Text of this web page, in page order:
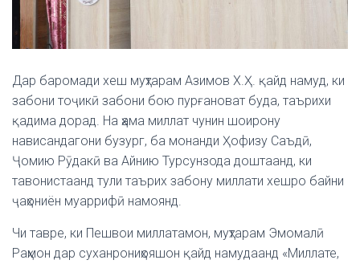
Дар баромади хеш муҳтарам Азимов Х.Ҳ. қайд намуд, ки
забони тоҷикӣ забони бою пурғановат буда, таърихи
қадима дорад. На ҳама миллат чунин шоирону
нависандагони бузург, ба монанди Ҳофизу Саъдӣ,
Ҷомию Рӯдакӣ ва Айнию Турсунзода доштаанд, ки
тавонистаанд тули таърих забону миллати хешро байни
ҷаҳониён муаррифӣ намоянд.
Чи тавре, ки Пешвои миллатамон, муҳтарам Эмомалӣ
Раҳмон дар суханрониҳояшон қайд намудаанд «Миллате,